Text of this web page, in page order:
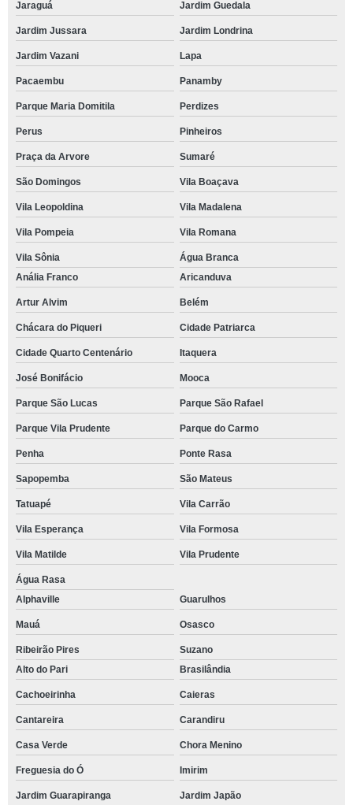
Jaraguá Jardim Guedala
Jardim Jussara Jardim Londrina
Jardim Vazani Lapa
Pacaembu Panamby
Parque Maria Domitila Perdizes
Perus Pinheiros
Praça da Arvore Sumaré
São Domingos Vila Boaçava
Vila Leopoldina Vila Madalena
Vila Pompeia Vila Romana
Vila Sônia
Água Branca
Anália Franco
Aricanduva
Artur Alvim Belém
Chácara do Piqueri Cidade Patriarca
Cidade Quarto Centenário Itaquera
José Bonifácio Mooca
Parque São Lucas Parque São Rafael
Parque Vila Prudente Parque do Carmo
Penha Ponte Rasa
Sapopemba São Mateus
Tatuapé Vila Carrão
Vila Esperança Vila Formosa
Vila Matilde Vila Prudente
Água Rasa
Alphaville
Guarulhos
Mauá Osasco
Ribeirão Pires
Suzano
Alto do Pari
Brasilândia
Cachoeirinha Caieras
Cantareira Carandiru
Casa Verde Chora Menino
Freguesia do Ó Imirim
Jardim Guarapiranga Jardim Japão